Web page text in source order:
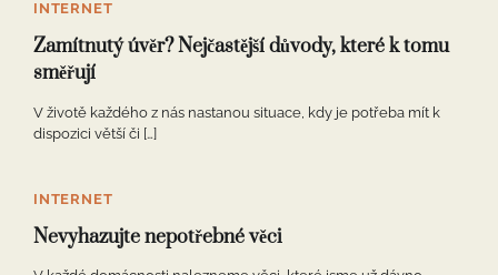
INTERNET
Zamítnutý úvěr? Nejčastější důvody, které k tomu
směřují
V životě každého z nás nastanou situace, kdy je potřeba mít k
dispozici větší či […]
INTERNET
Nevyhazujte nepotřebné věci